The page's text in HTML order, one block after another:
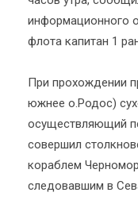
информационного
флота капитан 1
При прохождении
южнее о.Родос)
осуществляющий
совершил
кораблем
следовавшим в